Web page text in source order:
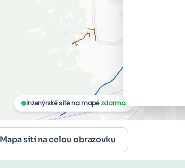
Mapa sítí na celou obrazovku